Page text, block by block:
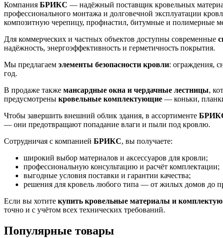
Компания БРИКС — надёжный поставщик кровельных
профессионального монтажа и долговечной эксплуатации
композитную черепицу, профнастил, битумные и полимерные
Для коммерческих и частных объектов доступны современные
надёжность, энергоэффективность и герметичность покрытия.
Мы предлагаем элементы безопасности кровли: ограждения,
год.
В продаже также мансардные окна и чердачные лестницы,
предусмотрены кровельные комплектующие — коньки,
Чтобы завершить внешний облик здания, в ассортименте
— они предотвращают попадание влаги и пыли под кровлю.
Сотрудничая с компанией БРИКС, вы получаете:
широкий выбор материалов и аксессуаров для кровли;
профессиональную консультацию и расчёт комплектации;
выгодные условия поставки и гарантии качества;
решения для кровель любого типа — от жилых домов до
Если вы хотите купить кровельные материалы и
точно и с учётом всех технических требований.
Популярные товары